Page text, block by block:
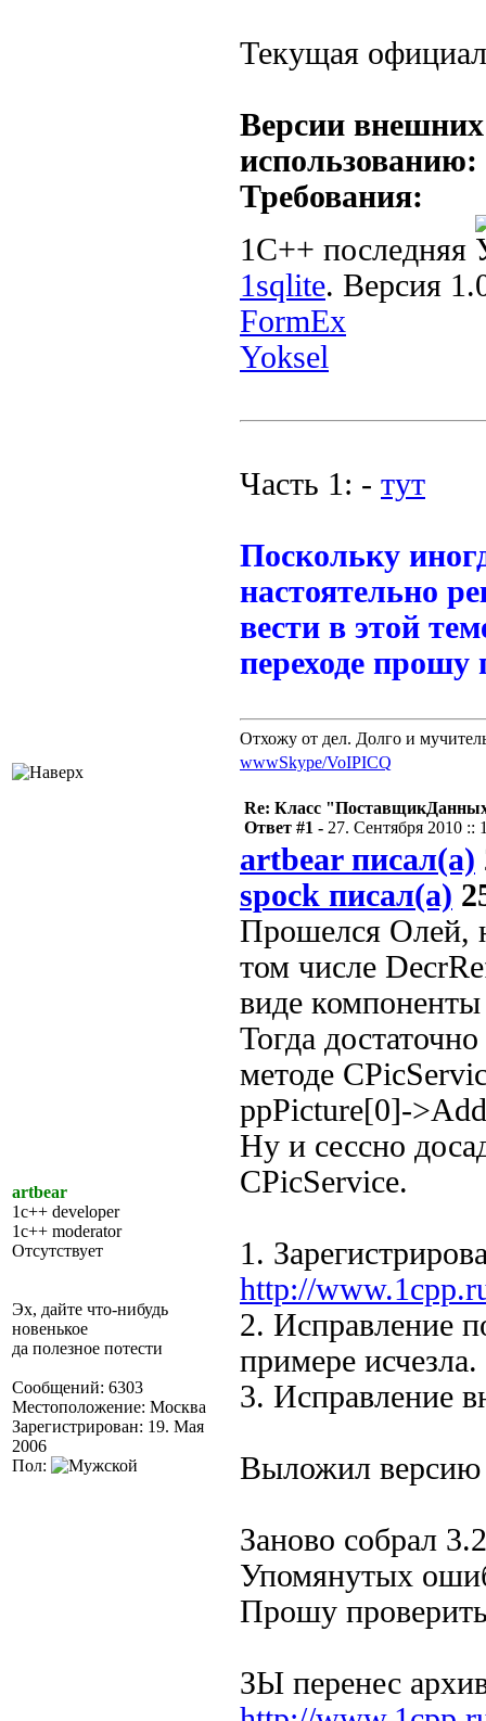
Текущая
Версии
использованию:
Требования:
1С++ последняя
1sqlite. Версия
FormEx
Yoksel
Часть 1: - тут
Поскольку
настоятельно
вести в этой
переходе прошу
Отхожу от дел. Долго и
wwwSkype/VoIPICQ
artbear
1c++ developer
1c++ moderator
Отсутствует
Эх, дайте что-нибудь
новенькое
да полезное потести
Сообщений: 6303
Местоположение: Москва
Зарегистрирован: 19. Мая
2006
Пол:
Re: Класс
Ответ #1 - 27. Сентября 2010 ::
artbear писал(а)
spock писал(а)
Прошелся Олей,
том числе
виде компоненты
Тогда
методе
ppPicture[0]-
Ну и сессно
CPicService.
1.
http://
2. Исправление
примере исчезла.
3. Исправление
Выложил версию
Заново собрал
Упомянутых
Прошу
ЗЫ перенес